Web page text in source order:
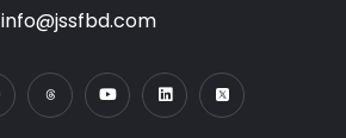
info@jssfbd.com